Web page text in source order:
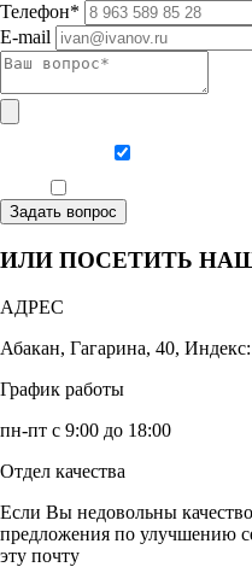
Телефон*
E-mail
Задать вопрос
ИЛИ ПОСЕТИТЬ
АДРЕС
Абакан, Гагарина, 40,
График работы
пн-пт с 9:00 до 18:00
Отдел качества
Если Вы недовольны
предложения по улучшению
эту почту